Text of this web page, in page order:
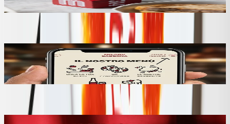
Registrati qui
↳ Sottosezione
CardWImage
child #2 • id=69
Step 2
Fai sempre login quando ordini cliccando sul
tasto in alto a destra nella webapp. Così
sappiamo che sei tu!
↳ Sottosezione
CardWImage
child #3 • id=105